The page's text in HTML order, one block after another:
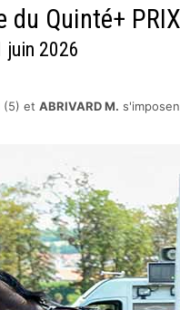
Quinté+ PRIX
juin 2026
(5) et ABRIVARD M.